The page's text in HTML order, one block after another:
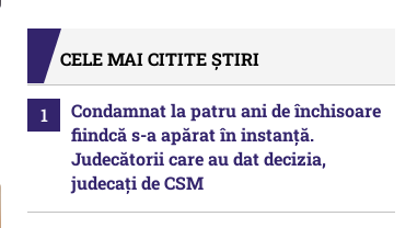
CELE MAI CITITE ȘTIRI
Condamnat la patru ani de închisoare
fiindcă s-a apărat în instanță.
Judecătorii care au dat decizia,
judecați de CSM